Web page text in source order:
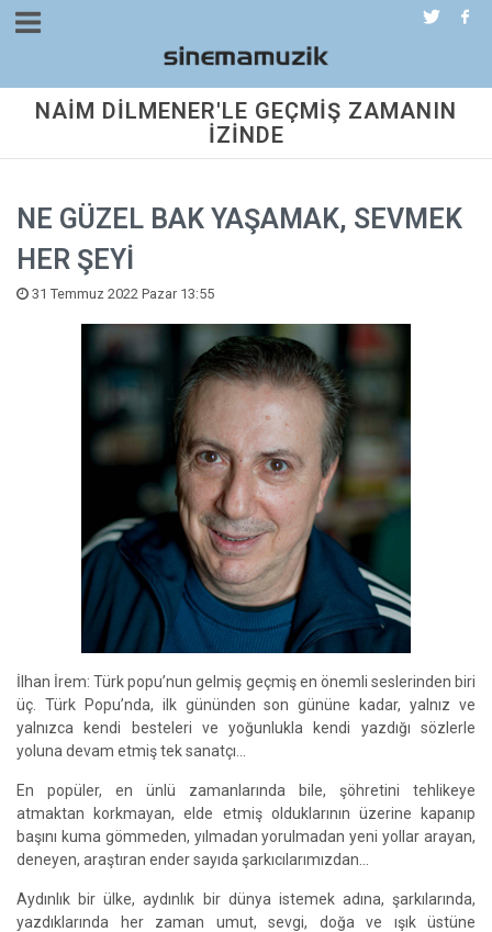
NAİM DİLMENER'LE GEÇMİŞ ZAMANIN
İZİNDE
NE GÜZEL BAK YAŞAMAK, SEVMEK
HER ŞEYİ
31 Temmuz 2022 Pazar 13:55
İlhan İrem: Türk popu’nun gelmiş geçmiş en önemli seslerinden biri
üç. Türk Popu’nda, ilk gününden son gününe kadar, yalnız ve
yalnızca kendi besteleri ve yoğunlukla kendi yazdığı sözlerle
yoluna devam etmiş tek sanatçı...
En popüler, en ünlü zamanlarında bile, şöhretini tehlikeye
atmaktan korkmayan, elde etmiş olduklarının üzerine kapanıp
başını kuma gömmeden, yılmadan yorulmadan yeni yollar arayan,
deneyen, araştıran ender sayıda şarkıcılarımızdan...
Aydınlık bir ülke, aydınlık bir dünya istemek adına, şarkılarında,
yazdıklarında her zaman umut, sevgi, doğa ve ışık üstüne